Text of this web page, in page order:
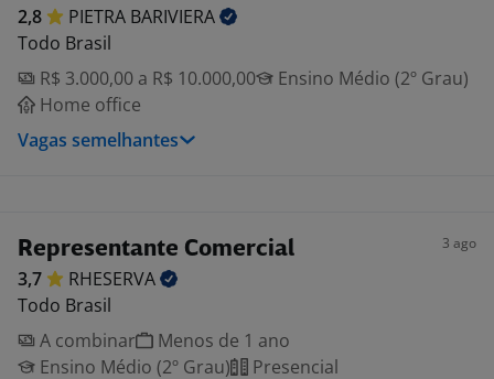
2,8 PIETRA BARIVIERA
Todo Brasil
R$ 3.000,00 a R$ 10.000,00
Ensino Médio (2º Grau)
Home office
Vagas semelhantes
Representante Comercial 3 ago
3,7
RHESERVA
Todo Brasil
A combinar
Menos de 1 ano
Ensino Médio (2º Grau)
Presencial